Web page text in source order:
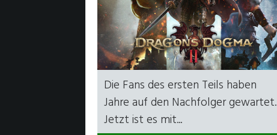
Die Fans des ersten Teils haben
Jahre auf den Nachfolger gewartet.
Jetzt ist es mit...